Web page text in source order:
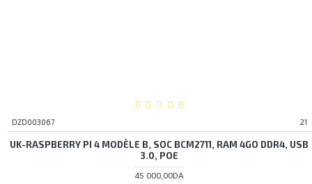
DZD003067 21
UK-RASPBERRY PI 4 MODÈLE B, SOC BCM2711, RAM 4GO DDR4, USB
3.0, POE
45 000,00DA